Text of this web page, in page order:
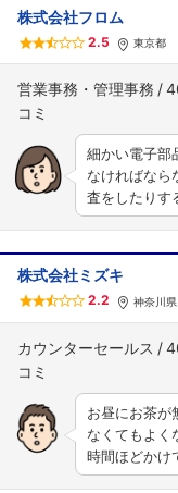
株式会社フロム
2.5 東京都
営業事務・管理事務
細かい電子部
なければなら
査をしたりす
株式会社ミズキ
2.2 神奈川県
カウンターセールス
お昼にお茶が
なくてもよく
時間ほどかけ